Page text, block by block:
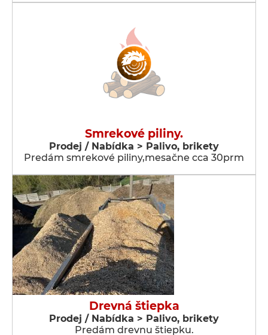
Smrekové piliny.
Prodej / Nabídka > Palivo, brikety
Predám smrekové piliny,mesačne cca 30prm
Drevná štiepka
Prodej / Nabídka > Palivo, brikety
Predám drevnu štiepku.